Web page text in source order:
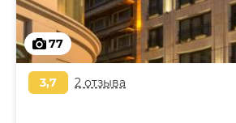
77
3,7 2 отзыва